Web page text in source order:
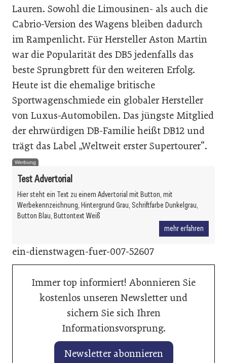
Lauren. Sowohl die Limousinen- als auch die
Cabrio-Version des Wagens bleiben dadurch
im Rampenlicht. Für Hersteller Aston Martin
war die Popularität des DB5 jedenfalls das
beste Sprungbrett für den weiteren Erfolg.
Heute ist die ehemalige britische
Sportwagenschmiede ein globaler Hersteller
von Luxus-Automobilen. Das jüngste Mitglied
der ehrwürdigen DB-Familie heißt DB12 und
trägt das Label „Weltweit erster Supertourer“.
Werbung
Test Advertorial
Hier steht ein Text zu einem Advertorial mit Button, mit
Werbekennzeichnung, Hintergrund Grau, Schriftfarbe Dunkelgrau,
Button Blau, Buttontext Weiß
mehr erfahren
ein-dienstwagen-fuer-007-52607
Immer top informiert! Abonnieren Sie
kostenlos unseren Newsletter und
sichern Sie sich Ihren
Informationsvorsprung.
Newsletter abonnieren